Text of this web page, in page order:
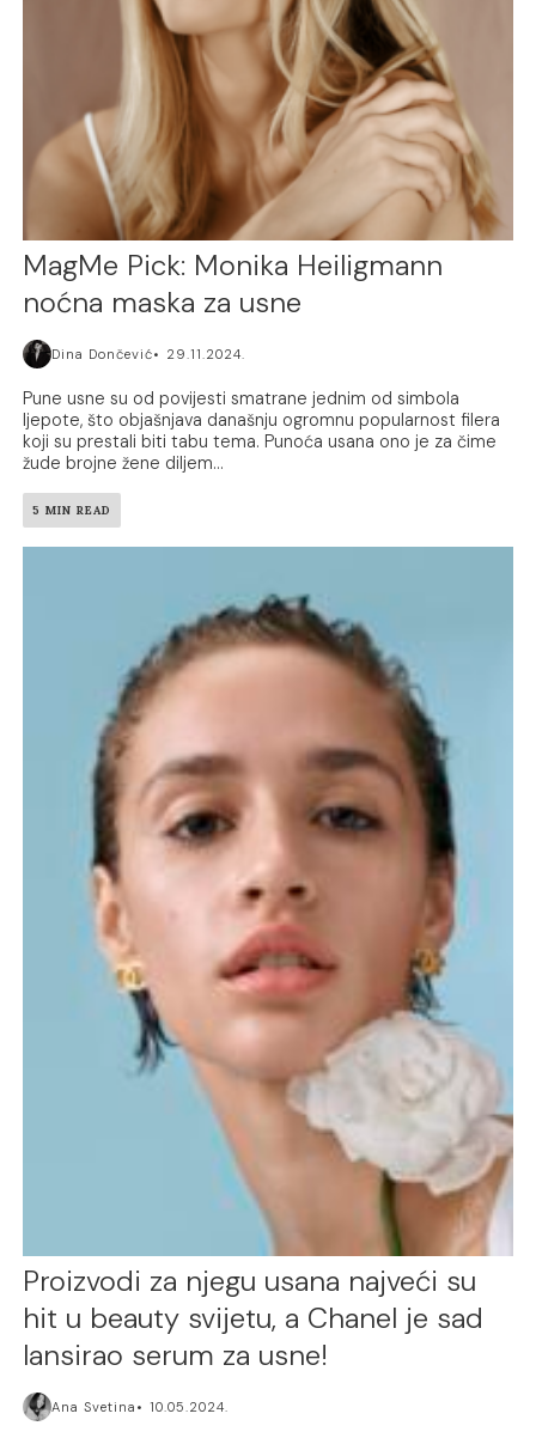
MagMe Pick: Monika Heiligmann
noćna maska za usne
Dina Dončević 29.11.2024.
Pune usne su od povijesti smatrane jednim od simbola
ljepote, što objašnjava današnju ogromnu popularnost filera
koji su prestali biti tabu tema. Punoća usana ono je za čime
žude brojne žene diljem...
5 MIN READ
Proizvodi za njegu usana najveći su
hit u beauty svijetu, a Chanel je sad
lansirao serum za usne!
Ana Svetina 10.05.2024.